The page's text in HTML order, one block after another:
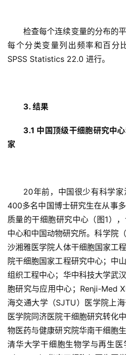
检查每个连续变量的分布的
每个分类变量列出频率和百分
SPSS Statistics 22.0 进行。
3. 结果
3.1 中国顶级干细胞研究中
家
20年前，中国很少有科学家
400多名中国博士研究生在从事
质量的干细胞研究中心（图1）
中心和中国动物研究所。科学院
沙湘雅医学院人体干细胞国家工
院干细胞国家工程研究中心；中
组织工程中心；华中科技大学武
胞研究与应用中心；Renji-Med
海交通大学（SJTU）医学院上
医学院同济医院干细胞研究转化
物医药与健康研究院华南干细胞
清华大学干细胞生物学与再生